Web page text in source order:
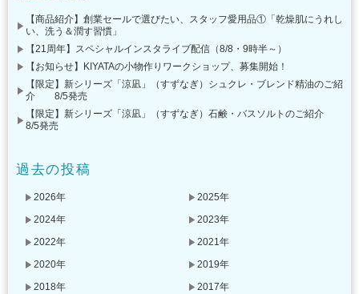
【商品紹介】創業セールで選びたい、スタッフ愛用品①「乾燥肌にうれし
い、洗う＆潤す習慣」
【21周年】スペシャルインスタライブ配信（8/8・9時半～）
【お知らせ】KIYATAの小物作りワークショップ、募集開始！
【限定】新シリーズ「涼凪」（すずなぎ）シュクレ・ブレンド精油のご紹
介 8/5発売
【限定】新シリーズ「涼凪」（すずなぎ）石鹸・バスソルトのご紹介
8/5発売
過去の投稿
2026年
2025年
2024年
2023年
2022年
2021年
2020年
2019年
2018年
2017年